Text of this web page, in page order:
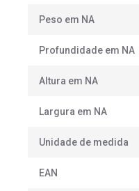
Peso em NA
Profundidade em NA
Altura em NA
Largura em NA
Unidade de medida
EAN